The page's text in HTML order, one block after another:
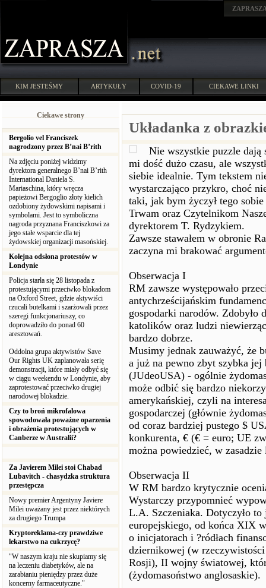
KIM JESTEŚMY ARTYKUŁY COVID-19 CIEKAWE LINKI
Ciekawe strony
Bergolio vel Franciszek
nagrodzony przez B’nai B’rith
Na zdjęciu poniżej widzimy
dyrektora generalnego B’nai B’rith
International Daniela S.
Mariaschina, który wręcza
papieżowi Bergoglio złoty kielich
ozdobiony żydowskimi napisami i
symbolami. Jest to symboliczna
nagroda przyznana Franciszkowi za
jego stałe wsparcie dla tej
żydowskiej organizacji masońskiej.
Kolejna odsłona protestów w
Londynie
Policja starła się 28 listopada z
protestującymi przeciwko blokadom
na Oxford Street, gdzie aktywiści
rzucali butelkami i szarżowali przez
szeregi funkcjonariuszy, co
doprowadziło do ponad 60
aresztowań.
Oddolna grupa aktywistów Save
Our Rights UK zaplanowała serię
demonstracji, które miały odbyć się
w ciągu weekendu w Londynie, aby
zaprotestować przeciwko drugiej
narodowej blokadzie.
Czy to broń mikrofalowa
spowodowała poważne oparzenia
i obrażenia protestujących w
Canberze w Australii?
Za Javierem Milei stoi Chabad
Lubavitch - chasydzka struktura
przestępcza
Nowy premier Argentyny Javiere
Milei uważany jest przez niektórych
za drugiego Trumpa
Kryptoreklama-czy prawdziwe
lekarstwo na cukrzycę?
"W naszym kraju nie skupiamy się
na leczeniu diabetyków, ale na
zarabianiu pieniędzy przez duże
koncerny farmaceutyczne."
Układanka z
Nie wszystkie puzzle dają
mi dość dużo czasu, ale
siebie idealnie. Tym tekstem
wystarczająco przykro, choć
taki, jak bym życzył tego
Trwam oraz Czytelnikom
dyrektorem T. Rydzykiem.
Zawsze stawałem w obronie
zaczyna mi brakować
Obserwacja I
RM zawsze występowało
antychrześcijańskim
gospodarki narodów.
katolików oraz ludzi
bardzo dobrze.
Musimy jednak zauważyć, że
a już na pewno zbyt szybka jej
(JUdeoUSA) - ogólnie
może odbić się bardzo
amerykańskiej, czyli na
gospodarczej (głównie
od coraz bardziej pustego $
konkurenta, € (€ = euro; UE
można powiedzieć, w
Obserwacja II
W RM bardzo krytycznie
Wystarczy przypomnieć
L.A. Szczeniaka. Dotyczyło to
europejskiego, od końca XIX
o inicjatorach i ?ródłach
dziernikowej (w
Rosji), II wojny światowej,
(żydomasoństwo anglosaskie).